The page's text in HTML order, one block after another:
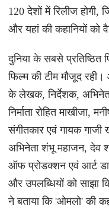
120 देशों में रिलीज
और यहां की कहानियों को
दुनिया के सबसे प्रतिष्ठित
फिल्म की टीम मौजूद
के लेखक, निर्देशक, अभिनेता
निर्माता रोहित माखीजा,
संगीतकार एवं गायक गाजी
अभिनेता शंभू महाजन, देव
ऑफ प्रोडक्शन एवं आर्ट
और उपलब्धियों को साझा
ने बताया कि 'ओमलो' की